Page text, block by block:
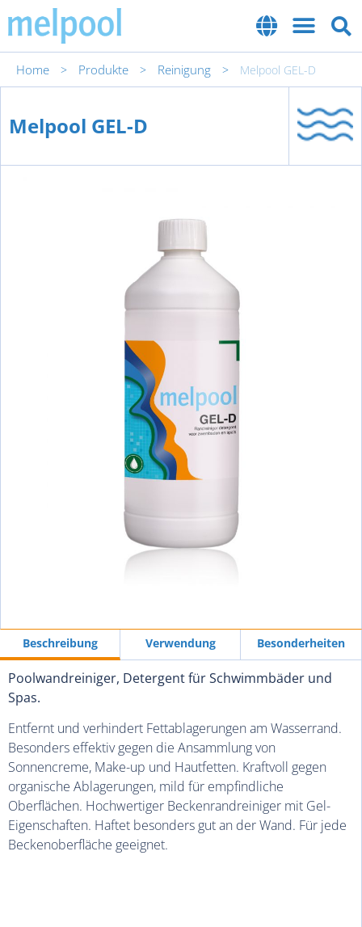
Home > Produkte > Reinigung > Melpool GEL-D
Melpool GEL-D
Beschreibung Verwendung Besonderheiten
Poolwandreiniger, Detergent für Schwimmbäder und
Spas.
Entfernt und verhindert Fettablagerungen am Wasserrand.
Besonders effektiv gegen die Ansammlung von
Sonnencreme, Make-up und Hautfetten. Kraftvoll gegen
organische Ablagerungen, mild für empfindliche
Oberflächen. Hochwertiger Beckenrandreiniger mit Gel-
Eigenschaften. Haftet besonders gut an der Wand. Für jede
Beckenoberfläche geeignet.